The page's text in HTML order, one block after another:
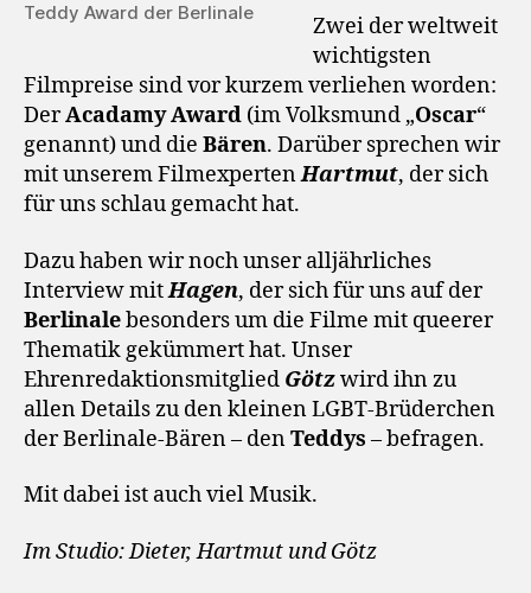
Teddy Award der Berlinale
Zwei der weltweit
wichtigsten
Filmpreise sind vor kurzem verliehen worden:
DerAcadamy Award (im Volksmund „Oscar“
genannt) und die Bären. Darüber sprechen wir
mit unserem FilmexpertenHartmut, der sich
für uns schlau gemacht hat.
Dazu haben wir noch unser alljährliches
Interview mitHagen, der sich für uns auf der
Berlinalebesonders um die Filme mit queerer
Thematik gekümmert hat. Unser
Ehrenredaktionsmitglied Götzwird ihn zu
allen Details zu den kleinen LGBT-Brüderchen
der Berlinale-Bären – denTeddys – befragen.
Mit dabei ist auch viel Musik.
Im Studio: Dieter, Hartmut und Götz